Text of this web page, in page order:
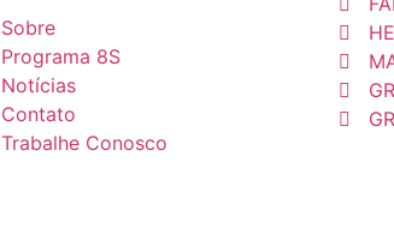
Sobre
Programa 8S
Notícias
Contato
Trabalhe Conosco